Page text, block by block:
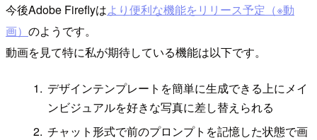
今後Adobe Fireflyはより便利な機能をリリース予定（※動
画） のようです。
動画を見て特に私が期待している機能は以下です。
デザインテンプレートを簡単に生成できる上にメイ
ンビジュアルを好きな写真に差し替えられる
チャット形式で前のプロンプトを記憶した状態で画